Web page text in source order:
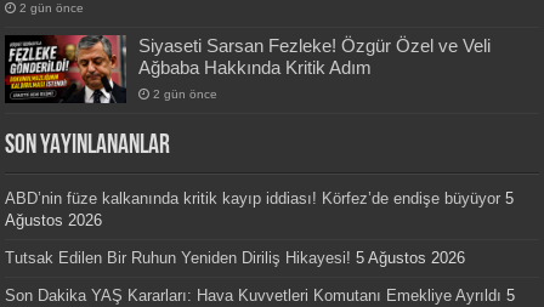
2 gün önce
Siyaseti Sarsan Fezleke! Özgür Özel ve Veli
Ağbaba Hakkında Kritik Adım
2 gün önce
SON YAYINLANANLAR
ABD’nin füze kalkanında kritik kayıp iddiası! Körfez’de endişe büyüyor 5
Ağustos 2026
Tutsak Edilen Bir Ruhun Yeniden Diriliş Hikayesi! 5 Ağustos 2026
Son Dakika YAŞ Kararları: Hava Kuvvetleri Komutanı Emekliye Ayrıldı 5